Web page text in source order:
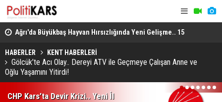
Ağrı'da Büyükbaş Hayvan Hırsızlığında Yeni Gelişme.. 15
Hayvan Doğubayazıt'ta Bulundu!
HABERLER KENT HABERLERİ
Gölcük’te Acı Olay.. Dereyi ATV ile Geçmeye Çalışan Anne ve
Oğlu Yaşamını Yitirdi!
CHP Kars’ta Devir Krizi.. Yeni İl
1 2 3 4 5 6 7